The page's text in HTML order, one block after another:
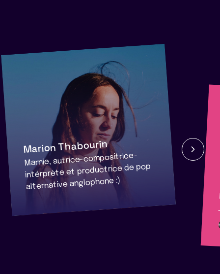
Marion Thabourin
Marnie, autrice-compositrice-
intérprète et productrice de pop
alternative anglophone :)